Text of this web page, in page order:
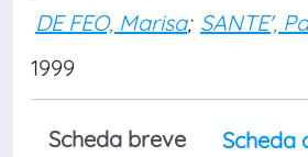
DE FEO, Marisa; SANTE',
1999
Scheda breve
Scheda